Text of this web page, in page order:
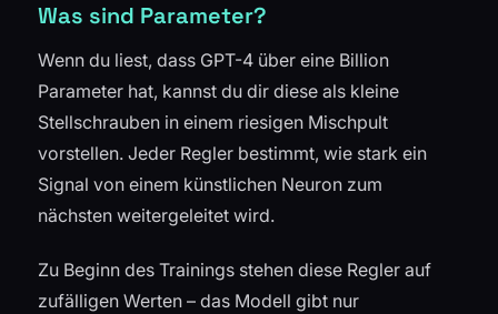
Was sind Parameter?
Wenn du liest, dass GPT-4 über eine Billion
Parameter hat, kannst du dir diese als kleine
Stellschrauben in einem riesigen Mischpult
vorstellen. Jeder Regler bestimmt, wie stark ein
Signal von einem künstlichen Neuron zum
nächsten weitergeleitet wird.
Zu Beginn des Trainings stehen diese Regler auf
zufälligen Werten – das Modell gibt nur